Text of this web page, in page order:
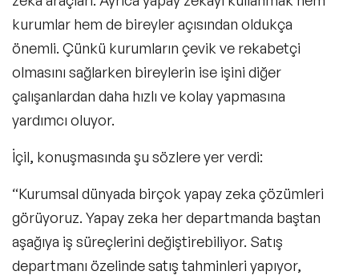
kurumlar hem de bireyler açısından oldukça
önemli. Çünkü kurumların çevik ve rekabetçi
olmasını sağlarken bireylerin ise işini diğer
çalışanlardan daha hızlı ve kolay yapmasına
yardımcı oluyor.
İçil, konuşmasında şu sözlere yer verdi:
“Kurumsal dünyada birçok yapay zeka çözümleri
görüyoruz. Yapay zeka her departmanda baştan
aşağıya iş süreçlerini değiştirebiliyor. Satış
departmanı özelinde satış tahminleri yapıyor,